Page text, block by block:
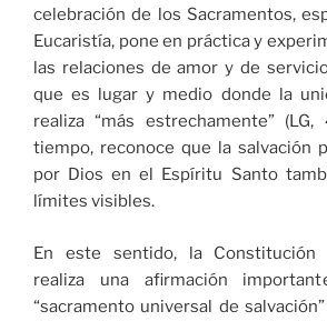
celebración de los Sacramentos,
Eucaristía, pone en práctica y
las relaciones de amor y de
que es lugar y medio donde la
realiza “más estrechamente”
tiempo, reconoce que la salvación
por Dios en el Espíritu Santo
límites visibles.
En este sentido, la Constitución
realiza una afirmación
“sacramento universal de